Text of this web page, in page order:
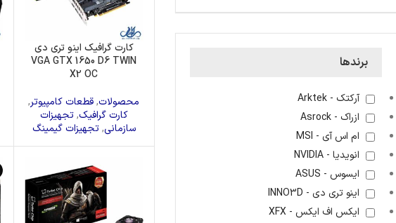
مادربرد کارت گرافیک
پاور کارت صدا
هارد اکسترنال
برندها
آرکتک - Arktek
ازراک - Asrock
ام اس آی - MSI
انویدیا - NVIDIA
ایسوس - ASUS
اینو تری دی - INNO3D
ایکس اف ایکس - XFX
کارت گرافیک اینو تری دی
VGA GTX 1650 D6 TWIN
X2 OC
محصولات,قطعات کامپیوتر,
کارت گرافیک,تجهیزات
سازمانی,تجهیزات گیمینگ